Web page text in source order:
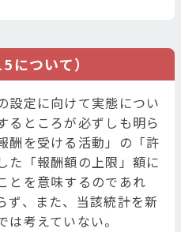
について）
定に向けて実態につい
るところが必ずしも明ら
酬を受ける活動」の「許
た「報酬額の上限」額に
とを意味するのであれ
ず、また、当該統計を新
考えていない。